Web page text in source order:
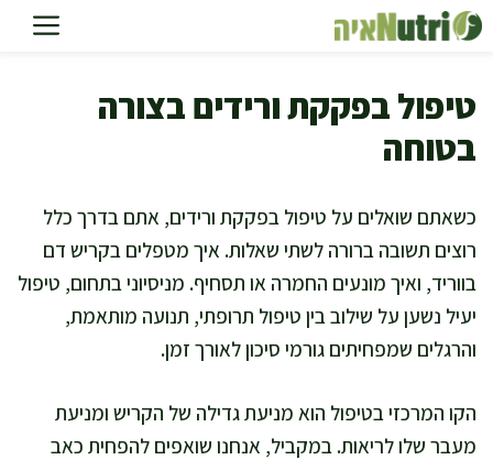
לדלג
לתוכן
טיפול בפקקת ורידים בצורה
בטוחה
כשאתם שואלים על טיפול בפקקת ורידים, אתם בדרך כלל
רוצים תשובה ברורה לשתי שאלות. איך מטפלים בקריש דם
בווריד, ואיך מונעים החמרה או תסחיף. מניסיוני בתחום, טיפול
יעיל נשען על שילוב בין טיפול תרופתי, תנועה מותאמת,
והרגלים שמפחיתים גורמי סיכון לאורך זמן.
הקו המרכזי בטיפול הוא מניעת גדילה של הקריש ומניעת
מעבר שלו לריאות. במקביל, אנחנו שואפים להפחית כאב